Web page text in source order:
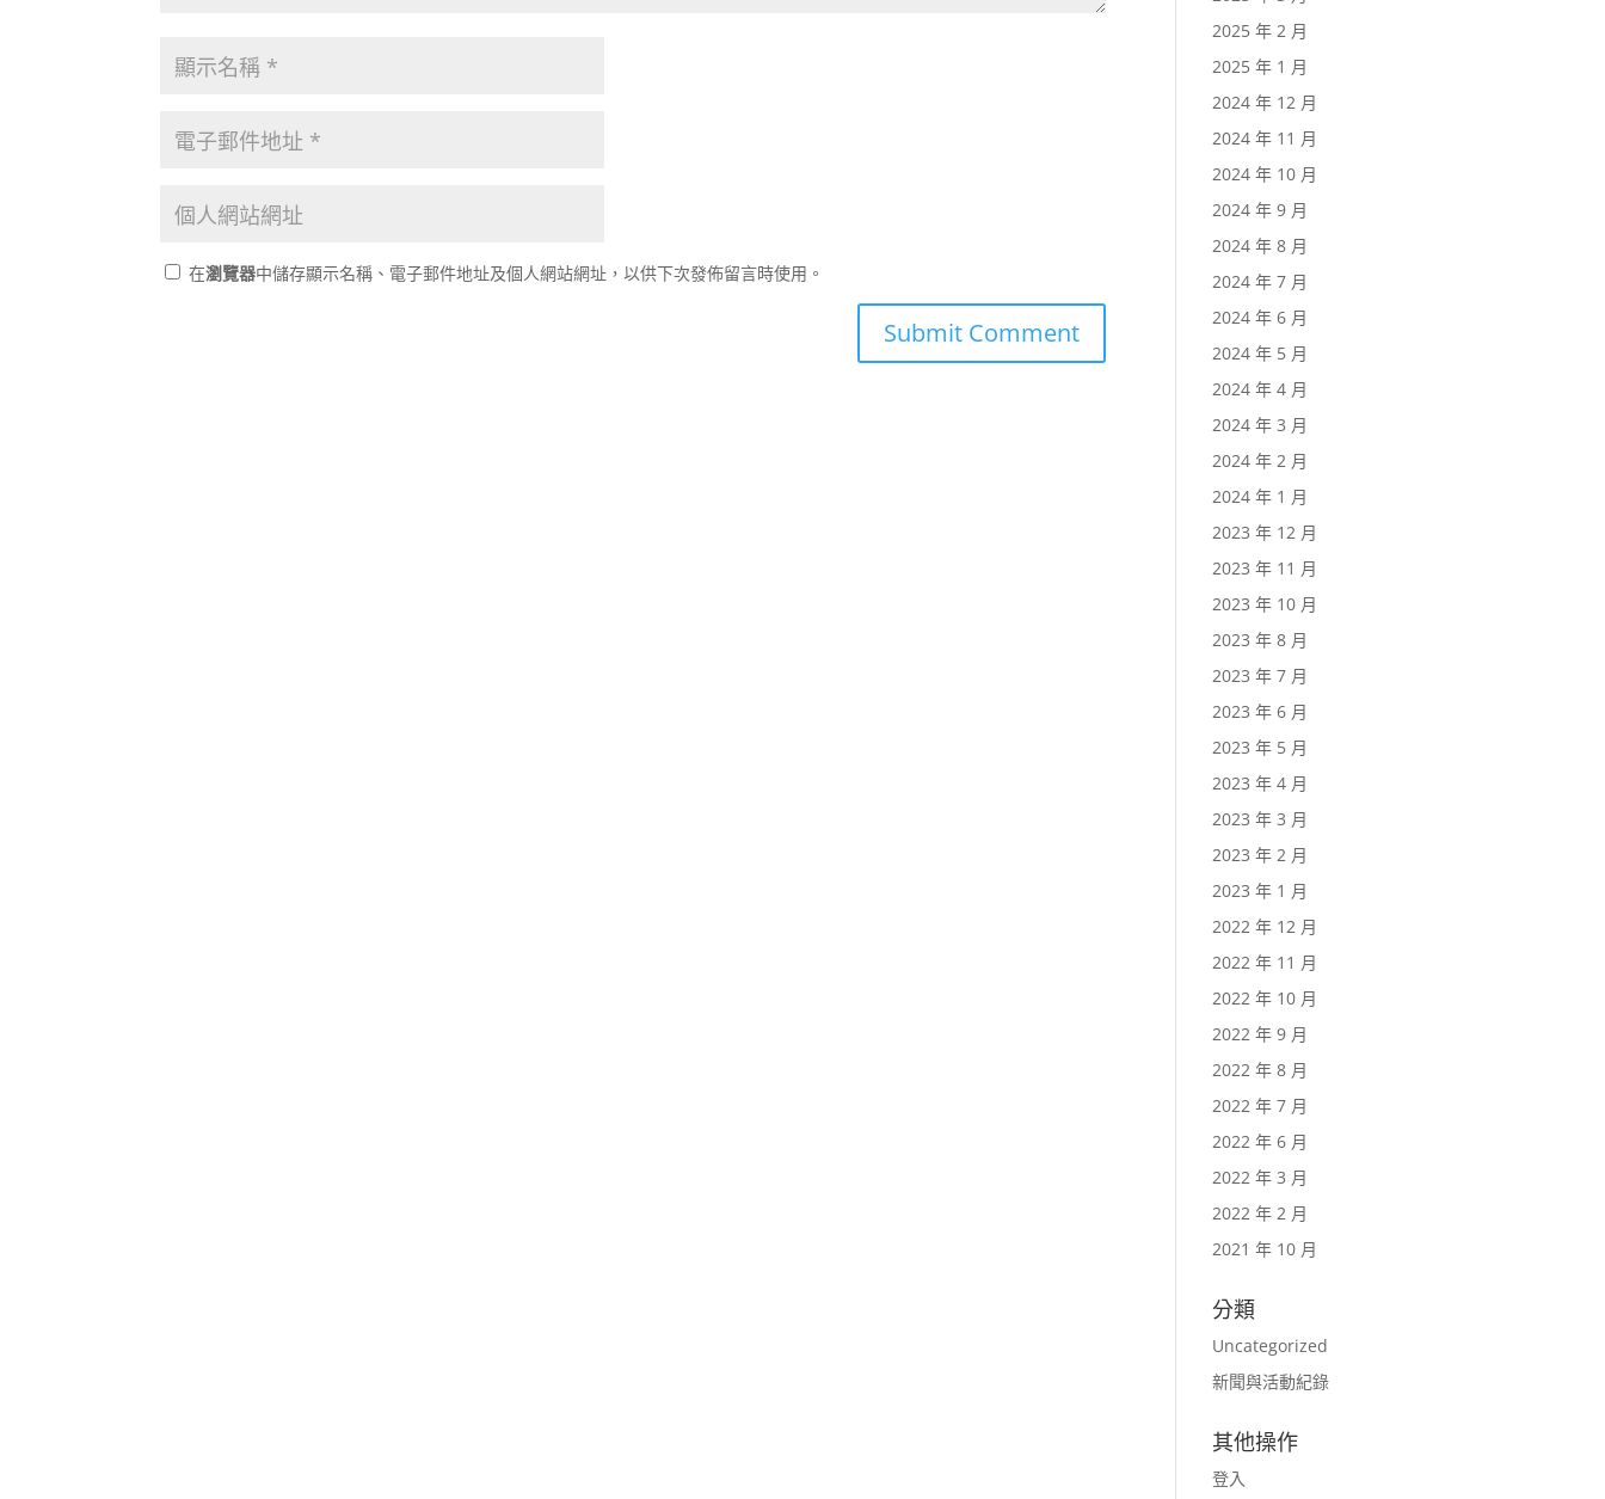
在瀏覽器中儲存顯示名稱、電子郵件地址及個人網站網址，以供下次發佈留言時使用。
2025 年 2 月
2025 年 1 月
2024 年 12 月
2024 年 11 月
2024 年 10 月
2024 年 9 月
2024 年 8 月
2024 年 7 月
2024 年 6 月
2024 年 5 月
2024 年 4 月
2024 年 3 月
2024 年 2 月
2024 年 1 月
2023 年 12 月
2023 年 11 月
2023 年 10 月
2023 年 8 月
2023 年 7 月
2023 年 6 月
2023 年 5 月
2023 年 4 月
2023 年 3 月
2023 年 2 月
2023 年 1 月
2022 年 12 月
2022 年 11 月
2022 年 10 月
2022 年 9 月
2022 年 8 月
2022 年 7 月
2022 年 6 月
2022 年 3 月
2022 年 2 月
2021 年 10 月
分類
Uncategorized
新聞與活動紀錄
其他操作
登入